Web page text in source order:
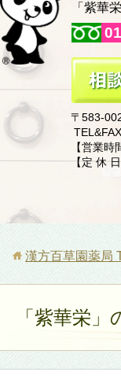
「紫華
〒583-
【営業
【定 休
漢方百草園薬局
「紫華栄」